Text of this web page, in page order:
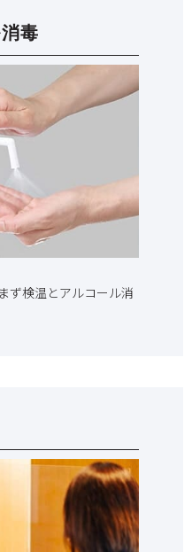
毒
ず検温とアルコール消